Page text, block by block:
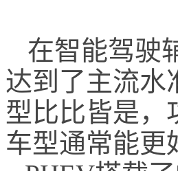
在智能驾驶
达到了主流水
型比比皆是，
车型通常能更